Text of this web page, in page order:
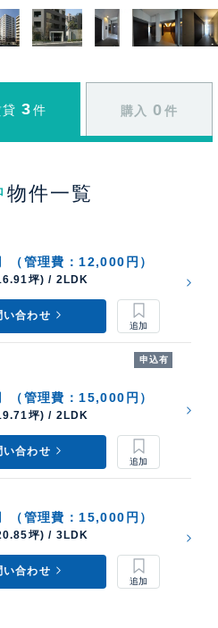
3 件 購入 0 件
物件一覧
（管理費：12,000円）
坪) / 2LDK
い合わせ
申込有
（管理費：15,000円）
坪) / 2LDK
い合わせ
（管理費：15,000円）
坪) / 3LDK
い合わせ